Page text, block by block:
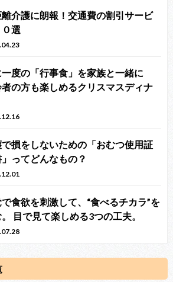
介護に朗報！交通費の割引サービ
選
一度の「行事食」を家族と一緒に
の方も楽しめるクリスマスディナ
損をしないための「おむつ使用証
ってどんなもの？
食欲を刺激して、“食べるチカラ”を
目で見て楽しめる3つの工夫。